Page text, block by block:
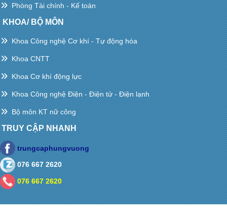
Phòng Tài chính - Kế toán
KHOA/ BỘ MÔN
Khoa Công nghệ Cơ khí - Tự động hóa
Khoa CNTT
Khoa Cơ khí động lực
Khoa Công nghệ Điện - Điện tử - Điện lạnh
Bộ môn KT nữ công
TRUY CẬP NHANH
trungcaphungvuong
076 667 2620
076 667 2620